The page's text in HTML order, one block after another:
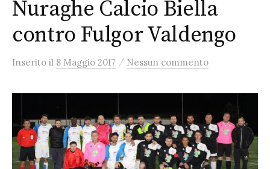
Nuraghe Calcio Biella
contro Fulgor Valdengo
Inserito il 8 Maggio 2017 / Nessun commento